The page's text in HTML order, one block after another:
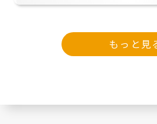
もっと見